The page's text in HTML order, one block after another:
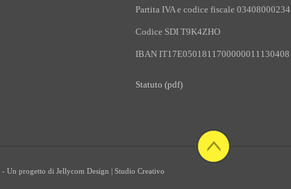
Partita IVA e codice fiscale 03408000234
Codice SDI T9K4ZHO
IBAN IT17E0501811700000011130408
Statuto (pdf)
- Un progetto di Jellycom Design | Studio Creativo